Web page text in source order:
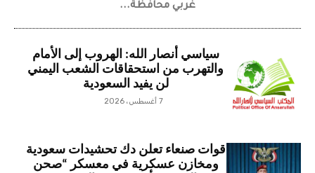
غربي محافظة...
سياسي أنصار الله: الهروب إلى الأمام
والتهرب من استحقاقات الشعب اليمني
لن يفيد السعودية
7 أغسطس، 2026
قوات صنعاء تعلن دك تحشيدات سعودية
ومخازن عسكرية في معسكر “صحن